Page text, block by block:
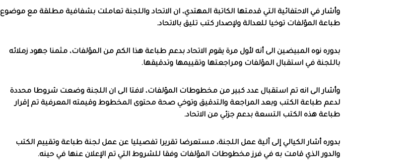
وأشار في الاحتفائية التي قدمتها الكاتبة المهتدي، ان الاتحاد واللجنة تعاملت بشفافية مطلقة مع موضوع
طباعة المؤلفات توخيا للعدالة ولإصدار كتب تليق بالاتحاد.
بدوره نوه المبيضين الى أنه لأول مرة يقوم الاتحاد بدعم طباعة هذا الكم من المؤلفات، مثمنا جهود زملائه
باللجنة في استقبال المؤلفات ومراجعتها وتقييمها وتدقيقها.
وأشار الى انه تم استقبال عدد كبير من مخطوطات المؤلفات، لافتا الى ان اللجنة وضعت شروطا محددة
لدعم طباعة الكتب وبعد المراجعة والتدقيق وتوخي صحة محتوى المخطوط وقيمته المعرفية تم إقرار
طباعة هذه الكتب التسعة بدعم جزئي من الاتحاد.
بدوره أشار الكيالي إلى آلية عمل اللجنة، مستعرضا تقريرا تفصيليا عن عمل لجنة طباعة وتقييم الكتب
والدور الذي قامت به في فرز مخطوطات المؤلفات وفقا للشروط التي تم الإعلان عنها في حينه.